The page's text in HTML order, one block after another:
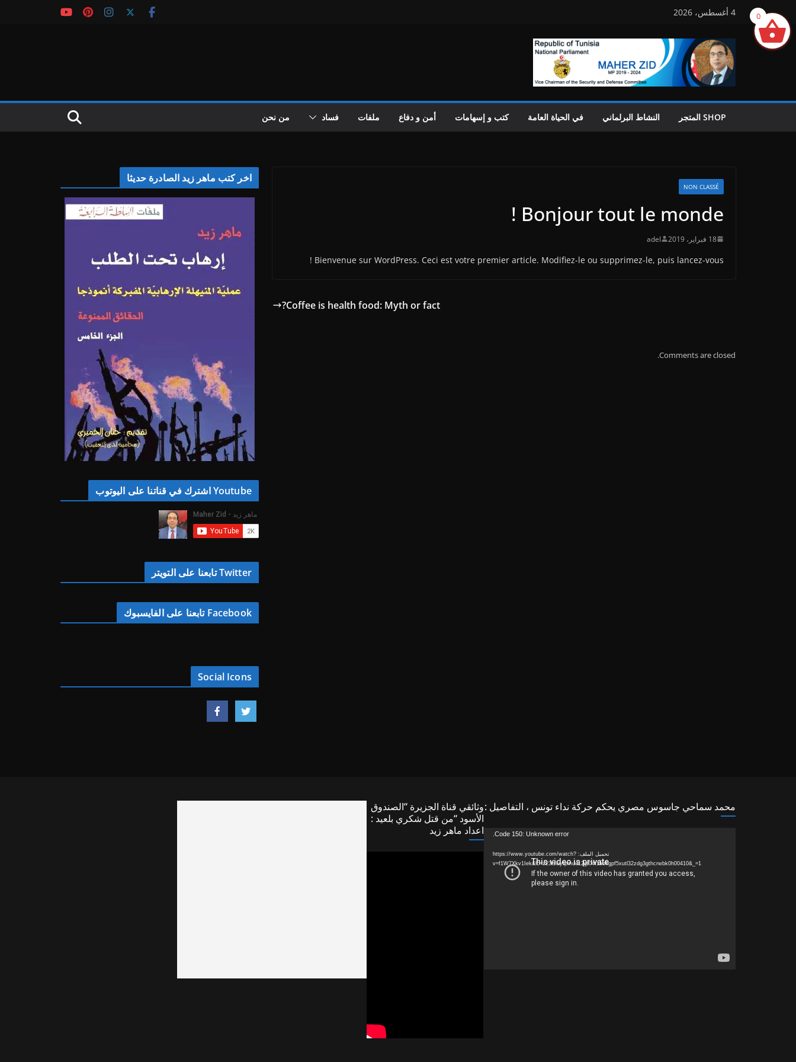
content
4 أغسطس، 2026
SHOP المتجر النشاط البرلماني في الحياة العامة كتب و إسهامات أمن و دفاع ملفات فساد من نحن
NON CLASSÉ
Bonjour tout le monde !
18 فبراير، 2019 adel
Bienvenue sur WordPress. Ceci est votre premier article. Modifiez-le ou supprimez-le, puis lancez-vous !
Coffee is health food: Myth or fact?
Comments are closed.
اخر كتب ماهر زيد الصادرة حديثا
Youtube اشترك في قناتنا على اليوتوب
Twitter تابعنا على التويتر
Facebook تابعنا على الفايسبوك
Social Icons
محمد سماحي جاسوس مصري يحكم حركة نداء تونس ، التفاصيل :
Code 150: Unknown error.
تحميل الملف: https://www.youtube.com/watch?
v=f1W7Xkv1Iek&lc=z23lsluytpmuu12gt04t1aokgpf5xutl32zdg3gthcrwbk0h00410&_=1
وثائقي قناة الجزيرة “الصندوق
الأسود “من قتل شكري بلعيد :
اعداد ماهر زيد
0